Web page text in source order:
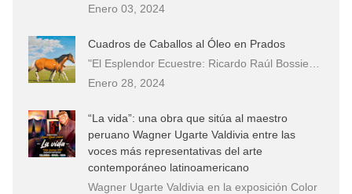
Enero 03, 2024
Cuadros de Caballos al Óleo en Prados
"El Esplendor Ecuestre: Ricardo Raúl Bossie…
Enero 28, 2024
“La vida”: una obra que sitúa al maestro
peruano Wagner Ugarte Valdivia entre las
voces más representativas del arte
contemporáneo latinoamericano
Wagner Ugarte Valdivia en la exposición Color